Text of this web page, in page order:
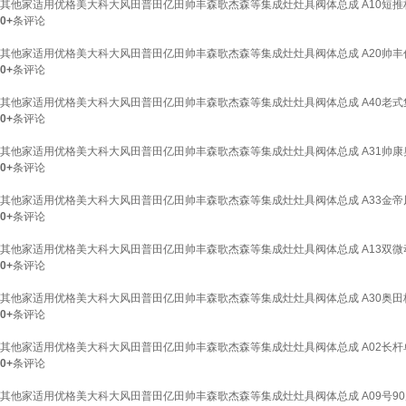
其他家适用优格美大科大风田普田亿田帅丰森歌杰森等集成灶灶具阀体总成 A10短
0+条评论
其他家适用优格美大科大风田普田亿田帅丰森歌杰森等集成灶灶具阀体总成 A20帅
0+条评论
其他家适用优格美大科大风田普田亿田帅丰森歌杰森等集成灶灶具阀体总成 A40老
0+条评论
其他家适用优格美大科大风田普田亿田帅丰森歌杰森等集成灶灶具阀体总成 A31帅
0+条评论
其他家适用优格美大科大风田普田亿田帅丰森歌杰森等集成灶灶具阀体总成 A33金
0+条评论
其他家适用优格美大科大风田普田亿田帅丰森歌杰森等集成灶灶具阀体总成 A13双
0+条评论
其他家适用优格美大科大风田普田亿田帅丰森歌杰森等集成灶灶具阀体总成 A30奥
0+条评论
其他家适用优格美大科大风田普田亿田帅丰森歌杰森等集成灶灶具阀体总成 A02长
0+条评论
其他家适用优格美大科大风田普田亿田帅丰森歌杰森等集成灶灶具阀体总成 A09号